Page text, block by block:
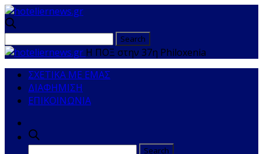
Η ΠΟΞ στην 37η Philoxenia
ΣΧΕΤΙΚΑ ΜΕ ΕΜΑΣ
ΔΙΑΦΗΜΙΣΗ
ΕΠΙΚΟΙΝΩΝΙΑ